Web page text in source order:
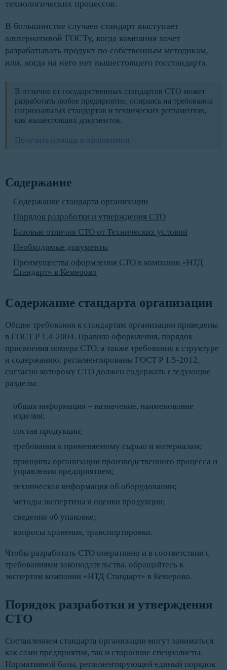
технологических процессов.
В большинстве случаев стандарт выступает
альтернативой ГОСТу, когда компания хочет
разрабатывать продукт по собственным методикам,
или, когда на него нет вышестоящего госстандарта.
В отличие от государственных стандартов СТО может
разработать любое предприятие, опираясь на требования
национальных стандартов и технических регламентов,
как вышестоящих документов.
Получить помощь в оформлении
Содержание
Содержание стандарта организации
Порядок разработки и утверждения СТО
Базовые отличия СТО от Технических условий
Необходимые документы
Преимущества оформления СТО в компании «НТД
Стандарт» в Кемерово
Содержание стандарта организации
Общие требования к стандартам организации приведены
в ГОСТ Р 1.4-2004. Правила оформления, порядок
присвоения номера СТО, а также требования к структуре
и содержанию, регламентированы ГОСТ Р 1.5-2012,
согласно которому СТО должен содержать следующие
разделы:
общая информация – назначение, наименование
изделия;
состав продукции;
требования к применяемому сырью и материалам;
принципы организации производственного процесса и
управления предприятием;
техническая информация об оборудовании;
методы экспертизы и оценки продукции;
сведения об упаковке;
вопросы хранения, транспортировки.
Чтобы разработать СТО оперативно и в соответствии с
требованиями законодательства, обращайтесь к
экспертам компании «НТД Стандарт» в Кемерово.
Порядок разработки и утверждения
СТО
Составлением стандарта организации могут заниматься
как сами предприятия, так и сторонние специалисты.
Нормативной базы, регламентирующей единый порядок